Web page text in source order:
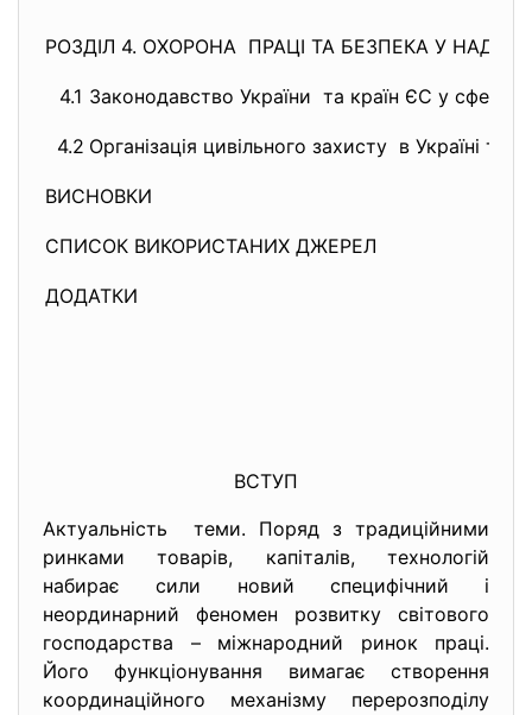
РОЗДІЛ 4. ОХОРОНА ПРАЦІ ТА БЕЗПЕКА У
4.1 Законодавство України та країн ЄС у сфері
4.2 Організація цивільного захисту в Україні та
ВИСНОВКИ
СПИСОК ВИКОРИСТАНИХ ДЖЕРЕЛ
ДОДАТКИ
ВСТУП
Актуальність теми. Поряд з традиційними
ринками товарів, капіталів, технологій
набирає сили новий специфічний і
неординарний феномен розвитку світового
господарства – міжнародний ринок праці.
Його функціонування вимагає створення
координаційного механізму перерозподілу